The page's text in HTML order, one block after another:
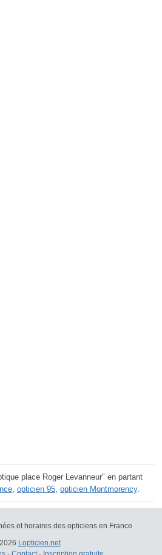
place Roger Levanneur" en partant
opticien 95 opticien Montmorency.
et horaires des opticiens en France
Lopticien.net